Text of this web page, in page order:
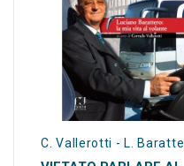
C. Vallerotti - L.